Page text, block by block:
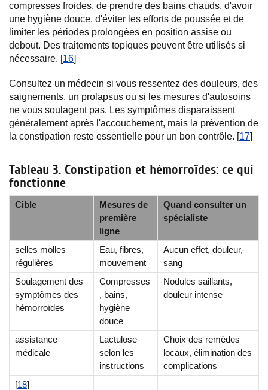
compresses froides, de prendre des bains chauds, d'avoir
une hygiène douce, d'éviter les efforts de poussée et de
limiter les périodes prolongées en position assise ou
debout. Des traitements topiques peuvent être utilisés si
nécessaire. [16]
Consultez un médecin si vous ressentez des douleurs, des
saignements, un prolapsus ou si les mesures d'autosoins
ne vous soulagent pas. Les symptômes disparaissent
généralement après l'accouchement, mais la prévention de
la constipation reste essentielle pour un bon contrôle. [17]
Tableau 3. Constipation et hémorroïdes: ce qui
fonctionne
Cible
Mesures de
première
ligne
Quand consulter un
spécialiste
selles molles
régulières
Eau, fibres,
mouvement
Aucun effet, douleur,
sang
Soulagement des
symptômes des
hémorroïdes
Compresses
, bains,
hygiène
douce
Nodules saillants,
douleur intense
assistance
médicale
Lactulose
selon les
instructions
Choix des remèdes
locaux, élimination des
complications
[18]